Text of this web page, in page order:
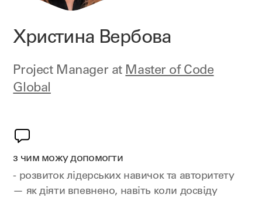
Христина Вербова
Project Manager at Master of Code
Global
з чим можу допомогти
- розвиток лідерських навичок та авторитету
— як діяти впевнено, навіть коли досвіду